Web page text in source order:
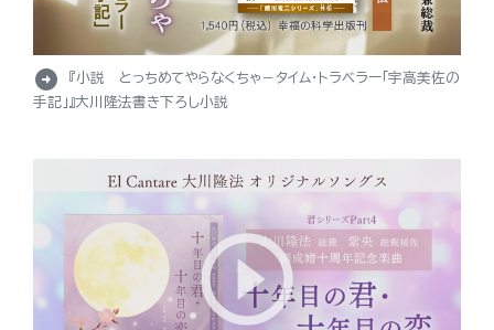
arrow_circle_right
『小説 とっちめてやらなくちゃ－タイム・トラベラー「宇高美佐の
手記」』大川隆法書き下ろし小説